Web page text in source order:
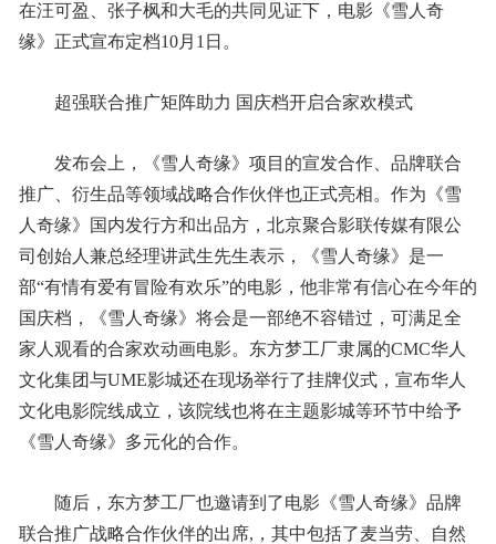
在汪可盈、张子枫和大毛的共同见证下，电影《雪人奇
缘》正式宣布定档10月1日。
超强联合推广矩阵助力 国庆档开启合家欢模式
发布会上，《雪人奇缘》项目的宣发合作、品牌联合
推广、衍生品等领域战略合作伙伴也正式亮相。作为《雪
人奇缘》国内发行方和出品方，北京聚合影联传媒有限公
司创始人兼总经理讲武生先生表示，《雪人奇缘》是一
部“有情有爱有冒险有欢乐”的电影，他非常有信心在今年的
国庆档，《雪人奇缘》将会是一部绝不容错过，可满足全
家人观看的合家欢动画电影。东方梦工厂隶属的CMC华人
文化集团与UME影城还在现场举行了挂牌仪式，宣布华人
文化电影院线成立，该院线也将在主题影城等环节中给予
《雪人奇缘》多元化的合作。
随后，东方梦工厂也邀请到了电影《雪人奇缘》品牌
联合推广战略合作伙伴的出席,，其中包括了麦当劳、自然